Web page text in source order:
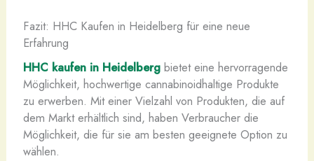
Fazit: HHC Kaufen in Heidelberg für eine neue
Erfahrung
HHC kaufen in Heidelbergbietet eine hervorragende
Möglichkeit, hochwertige cannabinoidhaltige Produkte
zu erwerben. Mit einer Vielzahl von Produkten, die auf
dem Markt erhältlich sind, haben Verbraucher die
Möglichkeit, die für sie am besten geeignete Option zu
wählen.